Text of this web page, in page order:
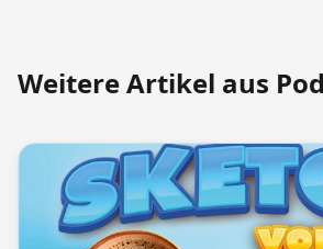
Weitere Artikel aus